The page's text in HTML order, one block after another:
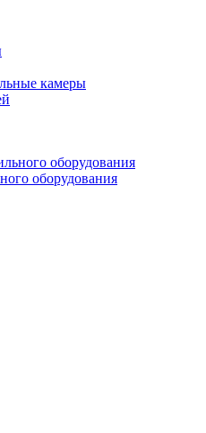
камеры
оборудования
оборудования